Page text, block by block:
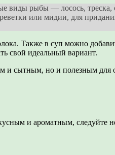
виды рыбы — лосось, треска,
или мидии, для
Также в суп можно
свой идеальный вариант.
и сытным, но и полезным для
и ароматным, следуйте